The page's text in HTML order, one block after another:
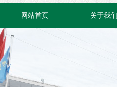
网站首页 关于我们